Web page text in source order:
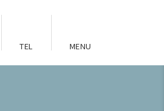
TEL MENU